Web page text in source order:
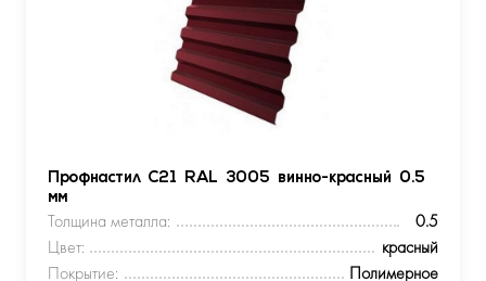
Профнастил С21 RAL 3005 винно-красный 0.5
мм
Толщина металла:
0.5
Цвет:
красный
Покрытие:
Полимерное